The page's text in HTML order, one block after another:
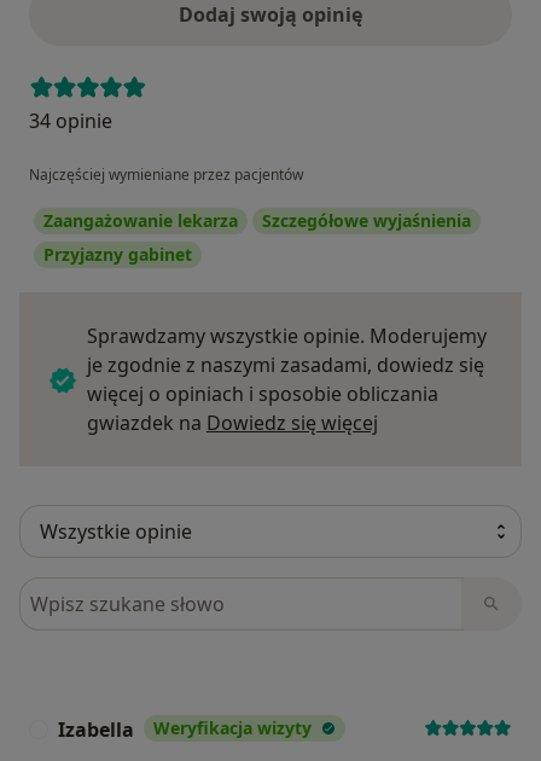
Dodaj swoją opinię
34 opinie
Najczęściej wymieniane przez pacjentów
Zaangażowanie lekarza
Szczegółowe wyjaśnienia
Przyjazny gabinet
Sprawdzamy wszystkie opinie. Moderujemy
je zgodnie z naszymi zasadami, dowiedz się
więcej o opiniach i sposobie obliczania
gwiazdek na Dowiedz się więcej
Szukaj w opiniach
Izabella Weryfikacja wizyty